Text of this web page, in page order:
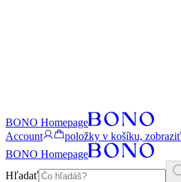
BONO Homepage
Account
položky v košíku,
BONO Homepage
Hľadať